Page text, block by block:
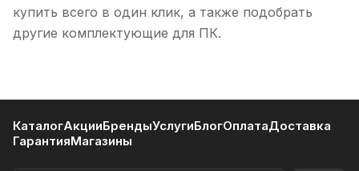
купить всего в один клик, а также подобрать
другие комплектующие для ПК.
КаталогАкцииБрендыУслугиБлогОплатаДоставка
ГарантияМагазины